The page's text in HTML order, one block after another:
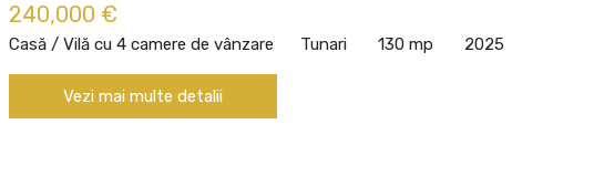
240,000 €
Casă / Vilă cu 4 camere de vânzare Tunari 130 mp 2025
Vezi mai multe detalii